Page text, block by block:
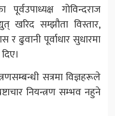
पूर्वउपाध्यक्ष गोविन्दराज
खरिद सम्झौता विस्तार,
र ढुवानी पूर्वाधार सुधारमा
सत्रमा विज्ञहरूले
नियन्त्रण सम्भव नहुने